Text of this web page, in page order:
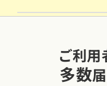
ご利用
多数